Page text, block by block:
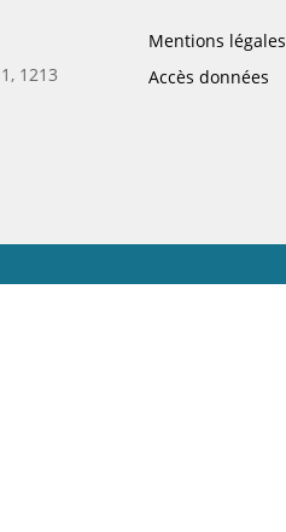
1213
Mentions légales
Accès données